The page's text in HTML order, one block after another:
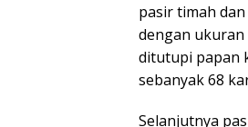
pasir timah
dengan ukuran
ditutupi papan
sebanyak 68
Selanjutnya